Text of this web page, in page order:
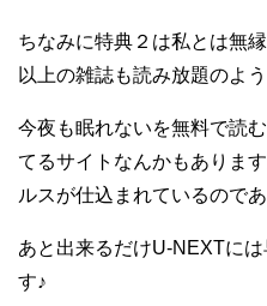
ちなみに特典２は私とは無
以上の雑誌も読み放題のよう
今夜も眠れないを無料で読
てるサイトなんかもありま
ルスが仕込まれているので
あと出来るだけU-NEXTに
す♪